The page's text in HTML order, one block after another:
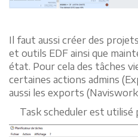
Il faut aussi créer des
et outils EDF ainsi que
état. Pour cela des tâches
certaines actions admins
aussi les exports
Task scheduler est